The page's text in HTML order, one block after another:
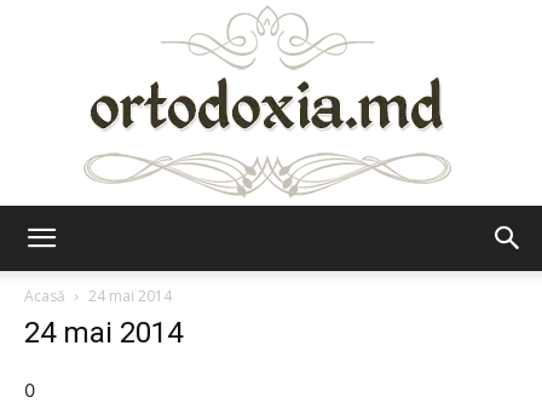
Acasă
24 mai 2014
24 mai 2014
0